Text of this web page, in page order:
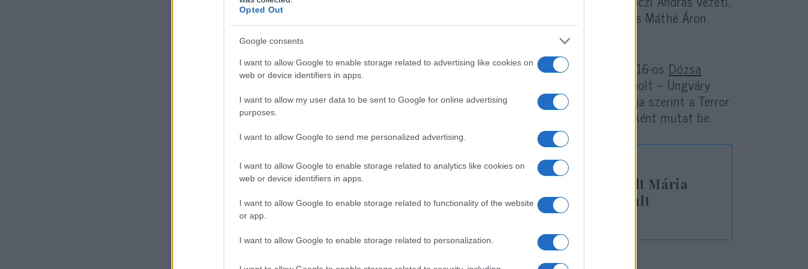
Opted Out
Google consents
I want to allow Google to enable storage related to advertising like cookies on
web or device identifiers in apps.
I want to allow my user data to be sent to Google for online advertising
purposes.
I want to allow Google to send me personalized advertising.
I want to allow Google to enable storage related to analytics like cookies on
web or device identifiers in apps.
I want to allow Google to enable storage related to functionality of the website
or app.
I want to allow Google to enable storage related to personalization.
tagjai között Schmidt Mária mellett Schanda Anikó, Giró-Szász András és Máthé Áron
szerepel.
Az intézmény működését több botrány is kísérte: emlékezetes volt a 2016-os Dózsa
László-Pruck Pál ügy , idén májusban pedig – mint arról lapunk is beszámolt – Ungváry
Krisztián történészfeljelentést tettSchmidt Mária ellen, mert álláspontja szerint a Terror
Háza Múzeum kiállítása egy jogerősen elítélt személyt ártatlan áldozatként mutat be.
Köves Slomó a Sorsok Házáról: Schmidt Mária
politikai szerepe bizalmatlanságot szült
Mi lesz a sorsa Kertész Imre hagyatékának?